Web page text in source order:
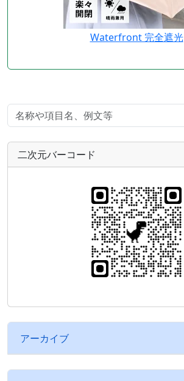
Waterfront 完全遮光
二次元バーコード
アーカイブ